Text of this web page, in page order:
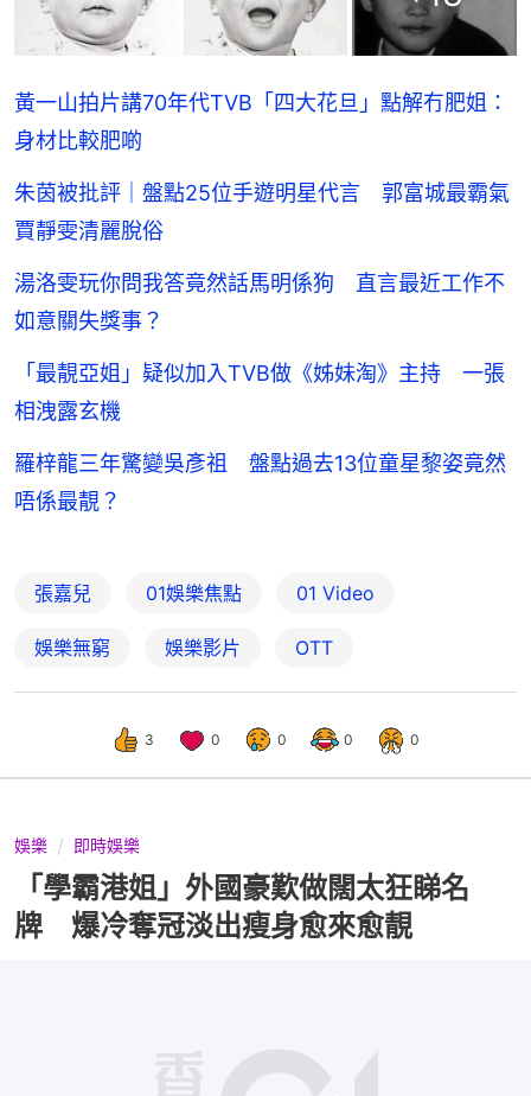
黃一山拍片講70年代TVB「四大花旦」點解冇肥姐：
身材比較肥啲
朱茵被批評｜盤點25位手遊明星代言 郭富城最霸氣
賈靜雯清麗脫俗
湯洛雯玩你問我答竟然話馬明係狗 直言最近工作不
如意關失獎事？
「最靚亞姐」疑似加入TVB做《姊妹淘》主持 一張
相洩露玄機
羅梓龍三年驚變吳彥祖 盤點過去13位童星黎姿竟然
唔係最靚？
張嘉兒 01娛樂焦點 01 Video
娛樂無窮 娛樂影片 OTT
3 0 0 0 0
娛樂 即時娛樂
「學霸港姐」外國豪歎做闊太狂睇名
牌 爆冷奪冠淡出瘦身愈來愈靚